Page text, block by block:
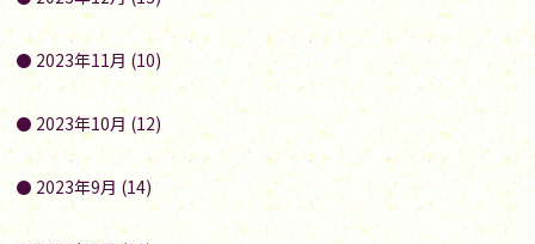
2023年11月 (10)
2023年10月 (12)
2023年9月 (14)